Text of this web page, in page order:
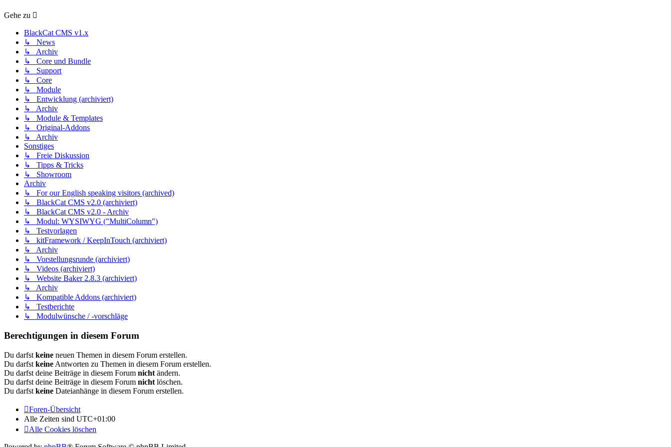
Gehe zu
BlackCat CMS v1.x
↳ News
↳ Archiv
↳ Core und Bundle
↳ Support
↳ Core
↳ Module
↳ Entwicklung (archiviert)
↳ Archiv
↳ Module & Templates
↳ Original-Addons
↳ Archiv
Sonstiges
↳ Freie Diskussion
↳ Tipps & Tricks
↳ Showroom
Archiv
↳ For our English speaking visitors (archived)
↳ BlackCat CMS v2.0 (archiviert)
↳ BlackCat CMS v2.0 - Archiv
↳ Modul: WYSIWYG ("MultiColumn")
↳ Testvorlagen
↳ kitFramework / KeepInTouch (archiviert)
↳ Archiv
↳ Vorstellungsrunde (archiviert)
↳ Videos (archiviert)
↳ Website Baker 2.8.3 (archiviert)
↳ Archiv
↳ Kompatible Addons (archiviert)
↳ Testberichte
↳ Modulwünsche / -vorschläge
Berechtigungen in diesem Forum
Du darfst keine neuen Themen in diesem Forum erstellen.
Du darfst keine Antworten zu Themen in diesem Forum erstellen.
Du darfst deine Beiträge in diesem Forum nicht ändern.
Du darfst deine Beiträge in diesem Forum nicht löschen.
Du darfst keine Dateianhänge in diesem Forum erstellen.
Foren-Übersicht
Alle Zeiten sind UTC+01:00
Alle Cookies löschen